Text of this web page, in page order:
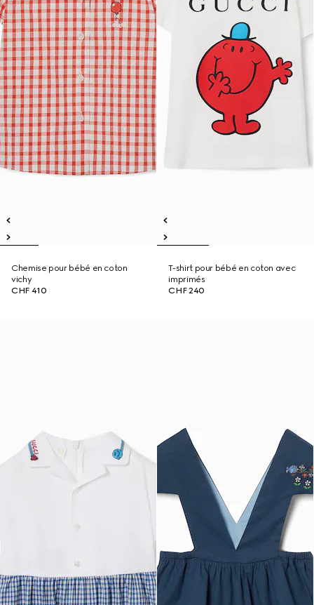
Chemise pour bébé en coton
vichy
CHF 410
T-shirt pour bébé en coton avec
imprimés
CHF 240